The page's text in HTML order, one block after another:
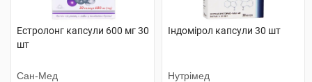
Естролонг капсули 600 мг 30
шт
Сан-Мед
Індомірол капсули 30 шт
Нутрімед